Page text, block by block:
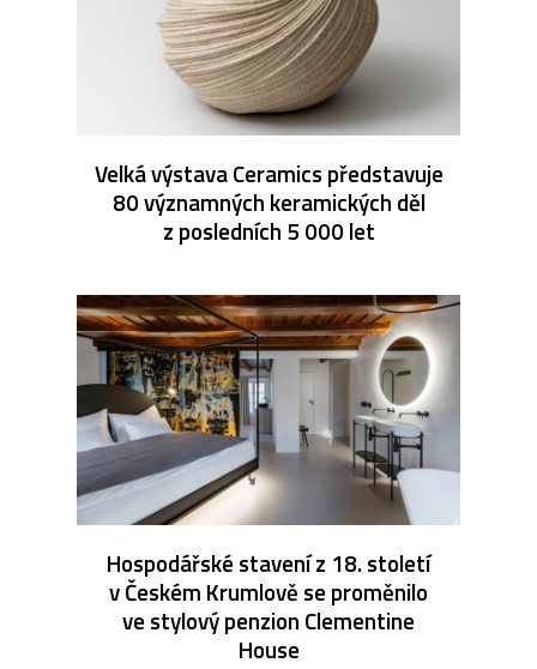
Velká výstava Ceramics představuje
80 významných keramických děl
z posledních 5 000 let
Hospodářské stavení z 18. století
v Českém Krumlově se proměnilo
ve stylový penzion Clementine
House